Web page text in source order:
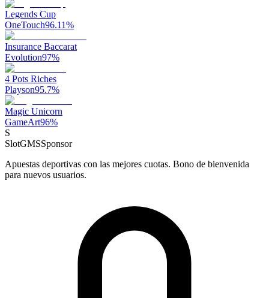
Legends Cup
OneTouch96.11%
Insurance Baccarat
Evolution97%
4 Pots Riches
Playson95.7%
Magic Unicorn
GameArt96%
S
SlotGMSSponsor
Apuestas deportivas con las mejores cuotas. Bono de bienvenida
para nuevos usuarios.